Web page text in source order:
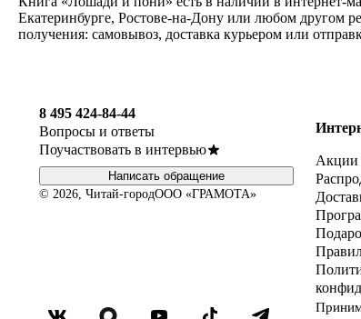
Екатеринбурге, Ростове-на-Дону или любом другом
получения: самовывоз, доставка курьером или
8 495 424-84-44
Вопросы и ответы
Поучаствовать в интервью
Написать обращение
© 2026, Читай-городООО «ГРАМОТА»
Акции